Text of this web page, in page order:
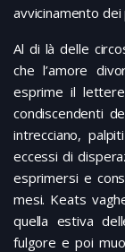
avvicinamento
Al di là delle
che l’amore
esprime il
condiscendenti
intrecciano,
eccessi di
esprimersi e
mesi. Keats
quella estiva
fulgore e poi